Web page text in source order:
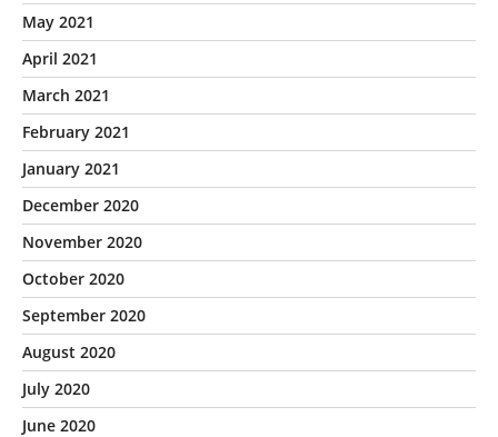
May 2021
April 2021
March 2021
February 2021
January 2021
December 2020
November 2020
October 2020
September 2020
August 2020
July 2020
June 2020